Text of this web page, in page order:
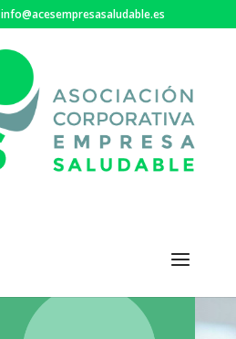
info@acesempresasaludable.es